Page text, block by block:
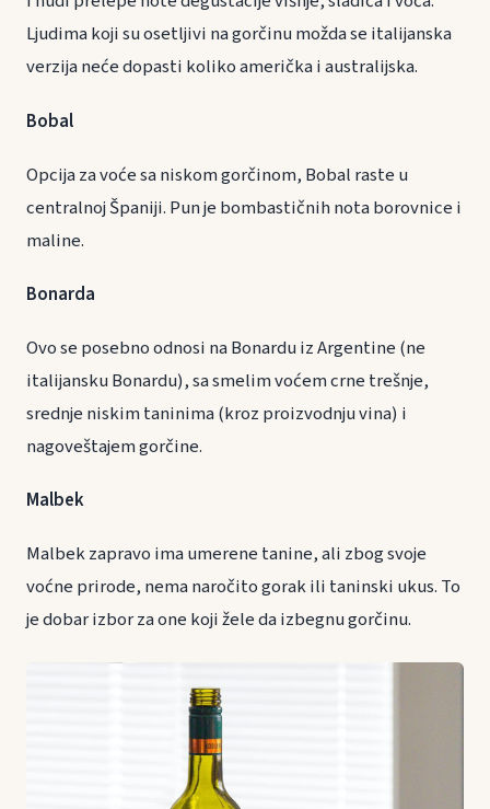
Ljudima koji su osetljivi na gorčinu možda se italijanska
verzija neće dopasti koliko američka i australijska.
Bobal
Opcija za voće sa niskom gorčinom, Bobal raste u
centralnoj Španiji. Pun je bombastičnih nota borovnice i
maline.
Bonarda
Ovo se posebno odnosi na Bonardu iz Argentine (ne
italijansku Bonardu), sa smelim voćem crne trešnje,
srednje niskim taninima (kroz proizvodnju vina) i
nagoveštajem gorčine.
Malbek
Malbek zapravo ima umerene tanine, ali zbog svoje
voćne prirode, nema naročito gorak ili taninski ukus. To
je dobar izbor za one koji žele da izbegnu gorčinu.